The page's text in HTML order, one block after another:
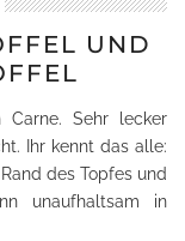
UND
Sehr lecker
Ihr kennt das alle:
des Topfes und
unaufhaltsam in